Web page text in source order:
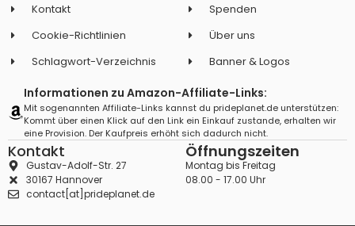
Kontakt
Cookie-Richtlinien
Schlagwort-Verzeichnis
Spenden
Über uns
Banner & Logos
Informationen zu Amazon-Affiliate-Links:
Mit sogenannten Affiliate-Links kannst du prideplanet.de unterstützen:
Kommt über einen Klick auf den Link ein Einkauf zustande, erhalten wir
eine Provision. Der Kaufpreis erhöht sich dadurch nicht.
Kontakt
Gustav-Adolf-Str. 27
30167 Hannover
contact[at]prideplanet.de
Öffnungszeiten
Montag bis Freitag
08.00 - 17.00 Uhr